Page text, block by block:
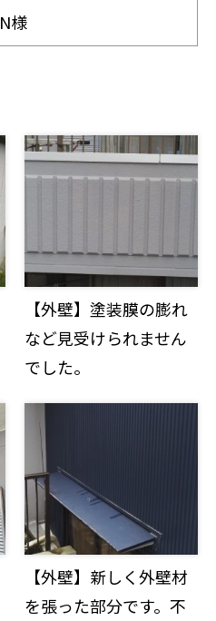
N様
【外壁】塗装膜の膨れ
など見受けられません
でした。
【外壁】新しく外壁材
を張った部分です。不